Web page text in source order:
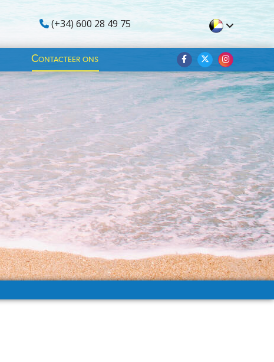
(+34) 600 28 49 75
Contacteer ons